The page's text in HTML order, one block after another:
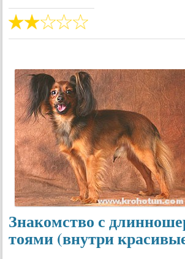
Знакомство с
тоями (внутри